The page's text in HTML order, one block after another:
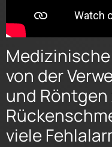
von der
und
viele